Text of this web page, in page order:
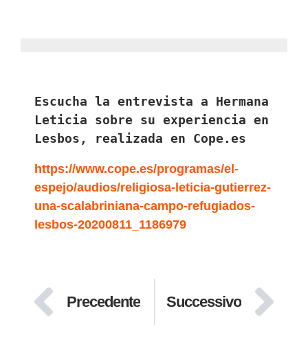
Escucha la entrevista a Hermana
Leticia sobre su experiencia en
Lesbos, realizada en Cope.es
https://www.cope.es/programas/el-
espejo/audios/religiosa-leticia-gutierrez-
una-scalabriniana-campo-refugiados-
lesbos-20200811_1186979
Precedente Successivo